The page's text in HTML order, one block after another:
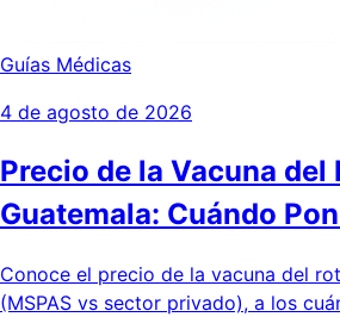
Guías Médicas
4 de agosto de 2026
Precio de la Vacuna del
Guatemala: Cuándo
Conoce el precio de la vacuna del
(MSPAS vs sector privado), a los